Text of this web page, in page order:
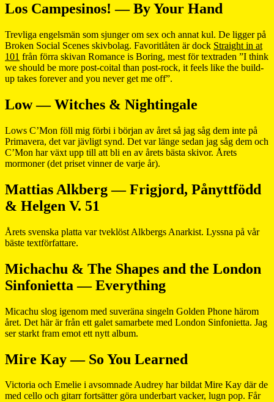
Los Campesinos! — By Your Hand
Trevliga engelsmän som sjunger om sex och annat kul. De ligger på
Broken Social Scenes skivbolag. Favoritlåten är dock Straight in at
101 från förra skivan Romance is Boring, mest för textraden ”I think
we should be more post-coital than post-rock, it feels like the build-
up takes forever and you never get me off”.
Low — Witches & Nightingale
Lows C’Mon föll mig förbi i början av året så jag såg dem inte på
Primavera, det var jävligt synd. Det var länge sedan jag såg dem och
C’Mon har växt upp till att bli en av årets bästa skivor. Årets
mormoner (det priset vinner de varje år).
Mattias Alkberg — Frigjord, Pånyttfödd
& Helgen V. 51
Årets svenska platta var tveklöst Alkbergs Anarkist. Lyssna på vår
bäste textförfattare.
Michachu & The Shapes and the London
Sinfonietta — Everything
Micachu slog igenom med suveräna singeln Golden Phone härom
året. Det här är från ett galet samarbete med London Sinfonietta. Jag
ser starkt fram emot ett nytt album.
Mire Kay — So You Learned
Victoria och Emelie i avsomnade Audrey har bildat Mire Kay där de
med cello och gitarr fortsätter göra underbart vacker, lugn pop. Får